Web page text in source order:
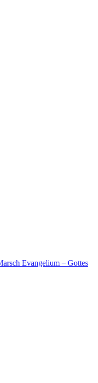
Evangelium – Gottes